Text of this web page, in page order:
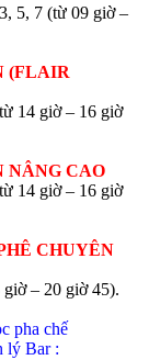
5, 7 (từ 09 giờ –
(FLAIR
14 giờ – 16 giờ
NÂNG CAO
14 giờ – 16 giờ
CHUYÊN
– 20 giờ 45).
pha chế
lý Bar :